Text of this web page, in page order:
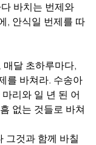
바치는 번제와
, 안식일 번제를 따
매달 초하루마다,
를 바쳐라. 수송아
리와 일 년 된 어
없는 것들로 바쳐
그것과 함께 바칠